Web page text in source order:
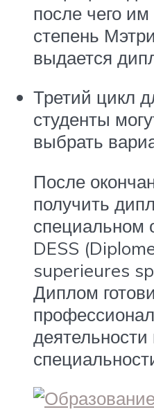
после чего
степень
выдается
Третий цикл
студенты
выбрать
После
получить
специальном
DESS
superieures
Диплом
деятельности